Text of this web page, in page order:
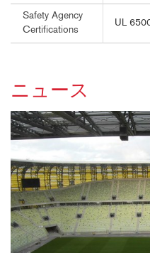
Safety Agency
Certifications
UL
ニュース